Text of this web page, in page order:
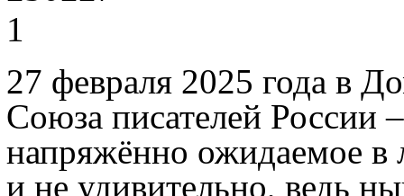
27 февраля 2025 года в
Союза писателей России
напряжённо ожидаемое в
и не удивительно, ведь